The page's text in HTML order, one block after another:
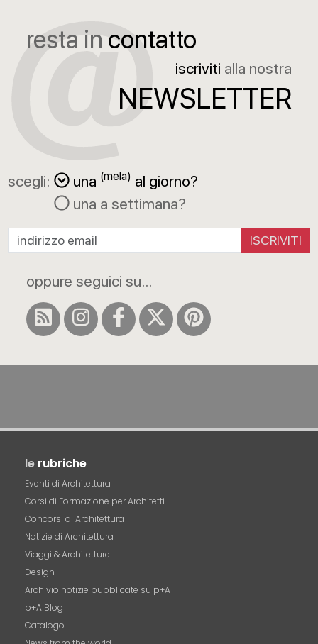
resta in contatto
iscriviti alla nostra
NEWSLETTER
scegli: una (mela) al giorno?
una a settimana?
ISCRIVITI
oppure seguici su...
le rubriche
Eventi di Architettura
Corsi di Formazione per Architetti
Concorsi di Architettura
Notizie di Architettura
Viaggi & Architetture
Design
Archivio notizie pubblicate su p+A
p+A Blog
Catalogo